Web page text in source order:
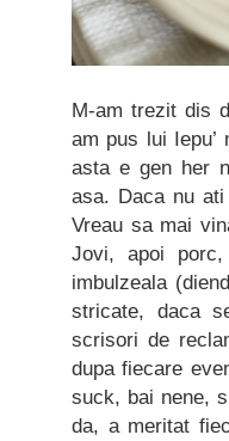
M-am trezit dis
am pus lui
asta e gen her
asa. Daca nu
Vreau sa mai
Jovi, apoi
imbulzeala
stricate, daca
scrisori de
dupa fiecare
suck, bai nene,
da, a meritat